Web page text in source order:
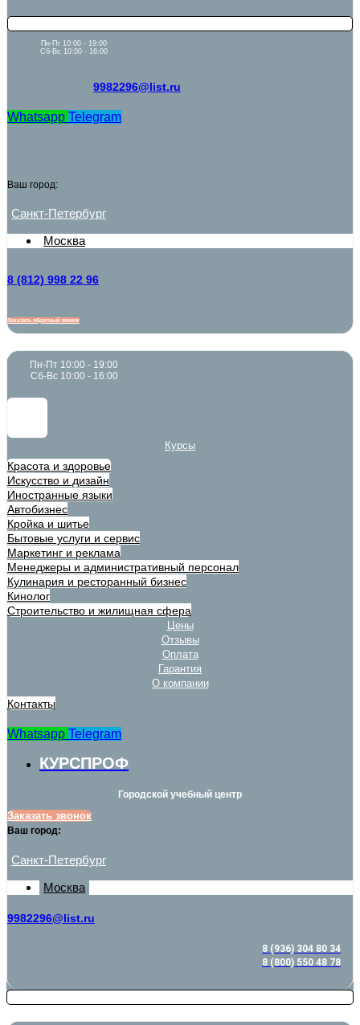
Пн-Пт 10:00 - 19:00
Сб-Вс 10:00 - 16:00
9982296@list.ru
Whatsapp Telegram
Ваш город:
Санкт-Петербург
Москва
8 (812) 998 22 96
Заказать обратный звонок
Пн-Пт 10:00 - 19:00
Сб-Вс 10:00 - 16:00
Курсы
Красота и здоровье
Искусство и дизайн
Иностранные языки
Автобизнес
Кройка и шитье
Бытовые услуги и сервис
Маркетинг и реклама
Менеджеры и административный персонал
Кулинария и ресторанный бизнес
Кинолог
Строительство и жилищная сфера
Цены
Отзывы
Оплата
Гарантия
О компании
Контакты
Whatsapp Telegram
КУРСПРОФ
Городской учебный центр
Заказать звонок
Ваш город:
Санкт-Петербург
Москва
9982296@list.ru
8 (936) 304 80 34
8 (800) 550 48 78